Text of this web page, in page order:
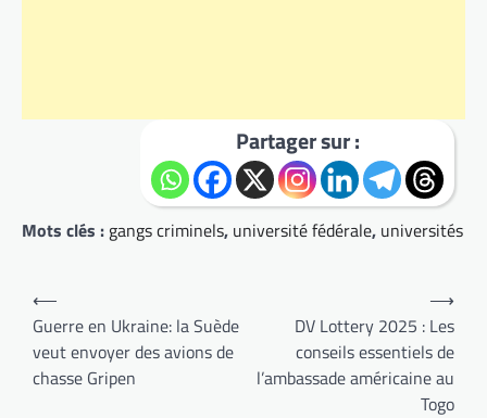
Partager sur :
Mots clés : gangs criminels, université fédérale, universités
Navigation
de
l’article
⟵
Guerre en Ukraine: la Suède
veut envoyer des avions de
chasse Gripen
DV Lottery 2025 : Les
conseils essentiels de
l’ambassade américaine au
Togo
⟶